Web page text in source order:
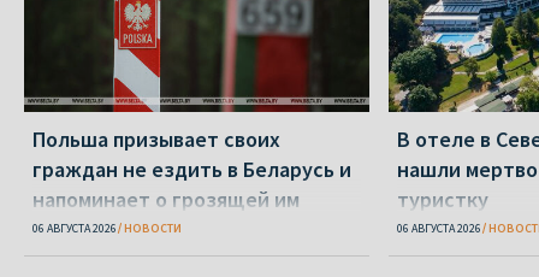
Польша призывает своих
граждан не ездить в Беларусь и
напоминает о грозящей им
опасности
06 АВГУСТА 2026 НОВОСТИ
В отеле в
нашли
туристку
06 АВГУСТА 2026